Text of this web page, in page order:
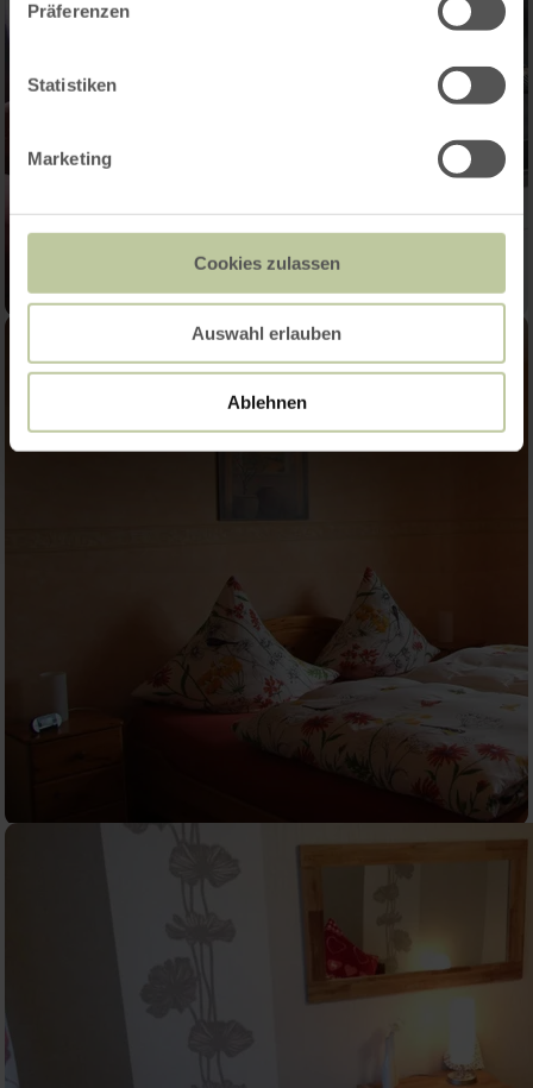
Präferenzen
Statistiken
Marketing
Cookies zulassen
Auswahl erlauben
Ablehnen